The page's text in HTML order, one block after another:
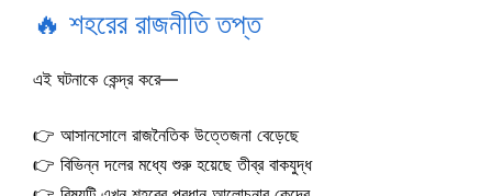
🔥 শহরের রাজনীতি তপ্ত
এই ঘটনাকে কেন্দ্র করে—
👉 আসানসোলে রাজনৈতিক উত্তেজনা বেড়েছে
👉 বিভিন্ন দলের মধ্যে শুরু হয়েছে তীব্র বাকযুদ্ধ